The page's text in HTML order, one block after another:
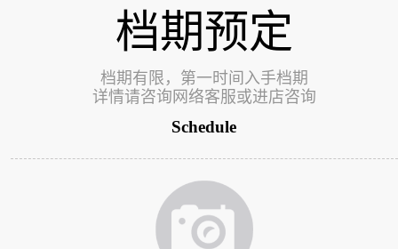
档期预定
档期有限，第一时间入手档期
详情请咨询网络客服或进店咨询
Schedule